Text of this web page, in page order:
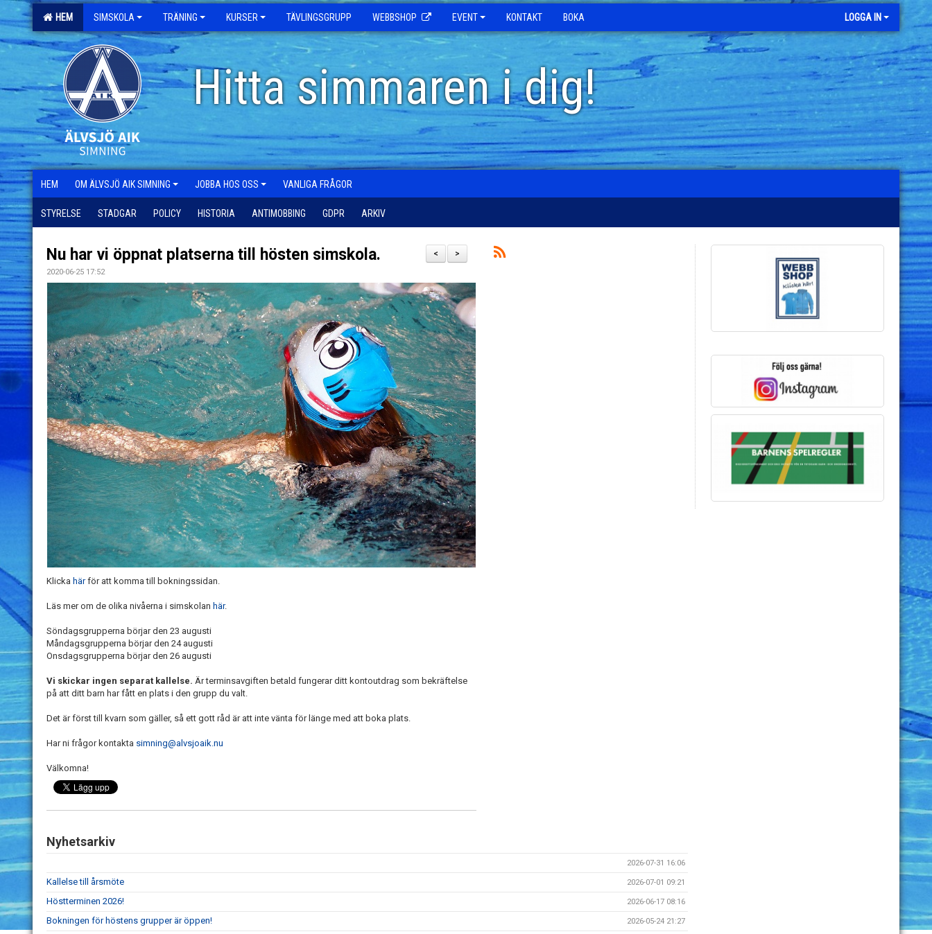
HEM SIMSKOLA TRÄNING KURSER TÄVLINGSGRUPP WEBBSHOP EVENT KONTAKT BOKA LOGGA IN
Hitta simmaren i dig!
HEM OM ÄLVSJÖ AIK SIMNING JOBBA HOS OSS VANLIGA FRÅGOR
STYRELSE STADGAR POLICY HISTORIA ANTIMOBBING GDPR ARKIV
>
<
Nu har vi öppnat platserna till hösten simskola.
2020-06-25 17:52
Klicka härför att komma till bokningssidan.
Läs mer om de olika nivåerna i simskolan här.
Söndagsgrupperna börjar den 23 augusti
Måndagsgrupperna börjar den 24 augusti
Onsdagsgrupperna börjar den 26 augusti
Vi skickar ingen separat kallelse. Är terminsavgiften betald fungerar ditt kontoutdrag som bekräftelse
på att ditt barn har fått en plats i den grupp du valt.
Det är först till kvarn som gäller, så ett gott råd är att inte vänta för länge med att boka plats.
Har ni frågor kontakta simning@alvsjoaik.nu
Välkomna!
Nyhetsarkiv
2026-07-31 16:06
Kallelse till årsmöte 2026-07-01 09:21
Höstterminen 2026! 2026-06-17 08:16
Bokningen för höstens grupper är öppen! 2026-05-24 21:27